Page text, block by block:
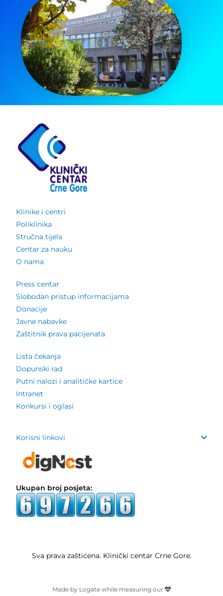
Klinike i centri
Poliklinika
Stručna tijela
Centar za nauku
O nama
Press centar
Slobodan pristup informacijama
Donacije
Javne nabavke
Zaštitnik prava pacijenata
Lista čekanja
Dopunski rad
Putni nalozi i analitičke kartice
Intranet
Konkursi i oglasi
Korisni linkovi
Ukupan broj posjeta:
Sva prava zaštićena. Klinički centar Crne Gore.
Made by Logate while measuring our